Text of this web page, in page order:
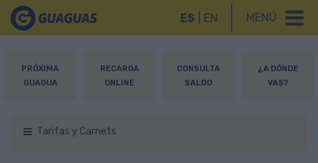
MENÚ
ES EN
PRÓXIMA
GUAGUA
RECARGA
ONLINE
CONSULTA
SALDO
¿A DÓNDE
VAS?
Tarifas y Carnets